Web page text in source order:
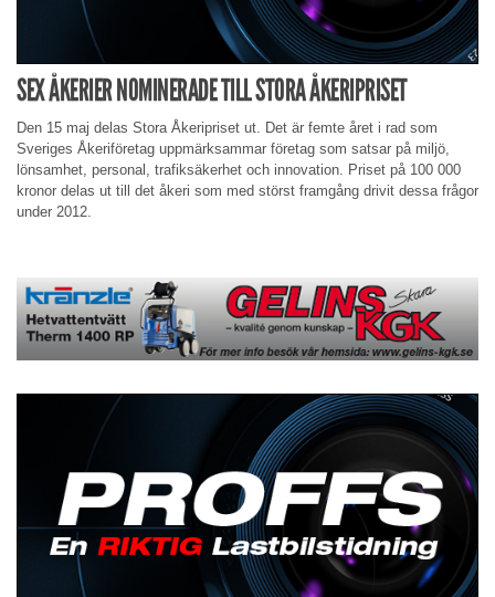
SEX ÅKERIER NOMINERADE TILL STORA ÅKERIPRISET
Den 15 maj delas Stora Åkeripriset ut. Det är femte året i rad som
Sveriges Åkeriföretag uppmärksammar företag som satsar på miljö,
lönsamhet, personal, trafiksäkerhet och innovation. Priset på 100 000
kronor delas ut till det åkeri som med störst framgång drivit dessa frågor
under 2012.